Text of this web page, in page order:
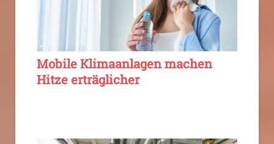
Mobile Klimaanlagen machen
Hitze erträglicher